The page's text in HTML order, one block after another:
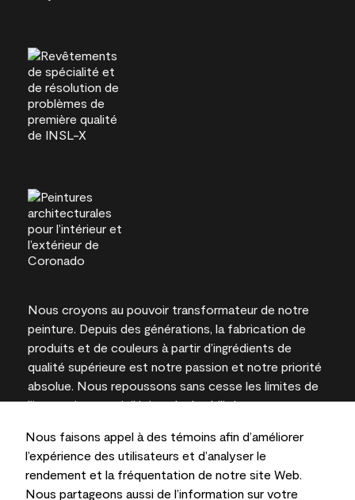
Nous faisons appel à des témoins afin d’améliorer
l’expérience des utilisateurs et d’analyser le
rendement et la fréquentation de notre site Web.
Nous partageons aussi de l’information sur votre
Nous croyons au pouvoir transformateur de notre
peinture. Depuis des générations, la fabrication de
produits et de couleurs à partir d’ingrédients de
qualité supérieure est notre passion et notre priorité
absolue. Nous repoussons sans cesse les limites de
l’innovation et privilégions la durabilité pour
l’expertise locale.